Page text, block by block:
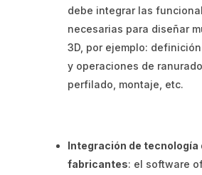
debe integrar las
necesarias para diseñar
3D, por ejemplo:
y operaciones de
perfilado, montaje, etc.
Integración de tecnología
fabricantes: el software